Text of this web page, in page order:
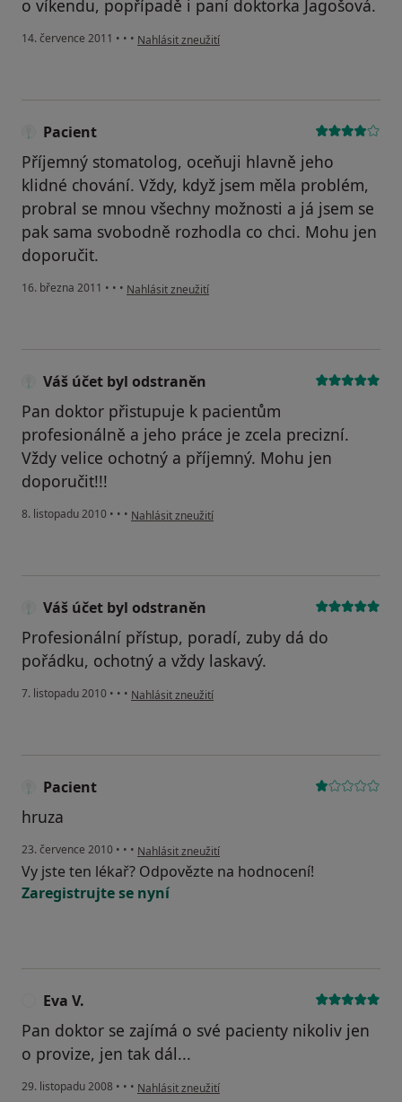
o víkendu, popřípadě i paní doktorka Jagošová.
14. července 2011 • • • podle názoru uživatele Váš účet byl odstraněn
Nahlásit zneužití
Pacient
Příjemný stomatolog, oceňuji hlavně jeho
klidné chování. Vždy, když jsem měla problém,
probral se mnou všechny možnosti a já jsem se
pak sama svobodně rozhodla co chci. Mohu jen
doporučit.
16. března 2011 • • • podle názoru uživatele Pacient
Nahlásit zneužití
Váš účet byl odstraněn
Pan doktor přistupuje k pacientům
profesionálně a jeho práce je zcela precizní.
Vždy velice ochotný a příjemný. Mohu jen
doporučit!!!
8. listopadu 2010 • • • podle názoru uživatele Váš účet byl odstraněn
Nahlásit zneužití
Váš účet byl odstraněn
Profesionální přístup, poradí, zuby dá do
pořádku, ochotný a vždy laskavý.
7. listopadu 2010 • • • podle názoru uživatele Váš účet byl odstraněn
Nahlásit zneužití
Pacient
hruza
23. července 2010 • • • podle názoru uživatele Pacient
Nahlásit zneužití
Vy jste ten lékař? Odpovězte na hodnocení!
Zaregistrujte se nyní
Eva V.
Pan doktor se zajímá o své pacienty nikoliv jen
o provize, jen tak dál...
29. listopadu 2008 • • • podle názoru uživatele Eva V.
Nahlásit zneužití